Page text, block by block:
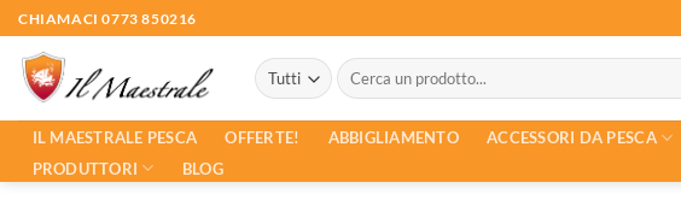
Salta
ai
contenuti
CHIAMACI 0773 850216
Cerca:
IL MAESTRALE PESCA OFFERTE! ABBIGLIAMENTO ACCESSORI DA PESCA
PRODUTTORI
BLOG